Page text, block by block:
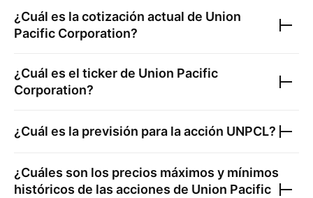
¿Cuál es la cotización actual de Union
Pacific Corporation?
¿Cuál es el ticker de Union Pacific
Corporation?
¿Cuál es la previsión para la acción UNPCL?
¿Cuáles son los precios máximos y mínimos
históricos de las acciones de Union Pacific